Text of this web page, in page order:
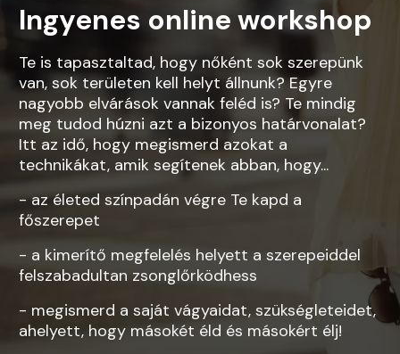
Ingyenes online workshop
Te is tapasztaltad, hogy nőként sok szerepünk
van, sok területen kell helyt állnunk? Egyre
nagyobb elvárások vannak feléd is? Te mindig
meg tudod húzni azt a bizonyos határvonalat?
Itt az idő, hogy megismerd azokat a
technikákat, amik segítenek abban, hogy...
- az életed színpadán végre Te kapd a
főszerepet
- a kimerítő megfelelés helyett a szerepeiddel
felszabadultan zsonglőrködhess
- megismerd a saját vágyaidat, szükségleteidet,
ahelyett, hogy másokét éld és másokért élj!